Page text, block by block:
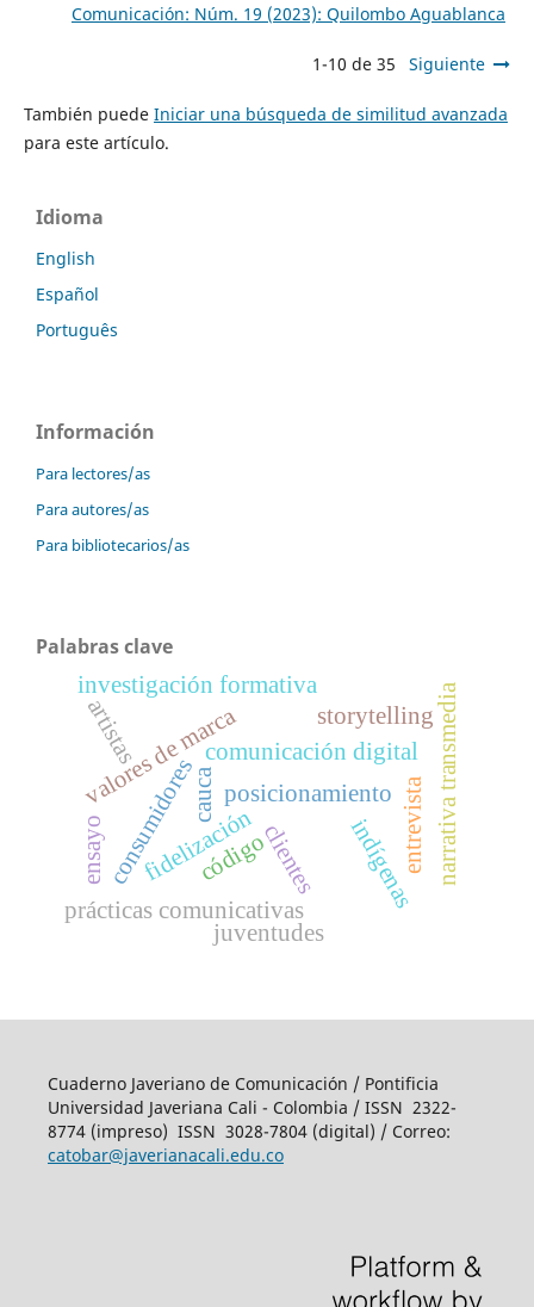
Comunicación: Núm. 19 (2023): Quilombo Aguablanca
1-10 de 35 Siguiente
También puede Iniciar una búsqueda de similitud avanzada
para este artículo.
Idioma
English
Español
Português
Información
Para lectores/as
Para autores/as
Para bibliotecarios/as
Palabras clave
comunicación digital
valores de marca
consumidores posicionamiento
fidelizaciónclientes narrativa transmedia
indígenas
prácticas comunicativas
entrevista
investigación formativa
código
ensayo
artistas
cauca
storytelling
juventudes
Cuaderno Javeriano de Comunicación / Pontificia
Universidad Javeriana Cali - Colombia / ISSN 2322-
8774 (impreso) ISSN 3028-7804 (digital) / Correo:
catobar@javerianacali.edu.co